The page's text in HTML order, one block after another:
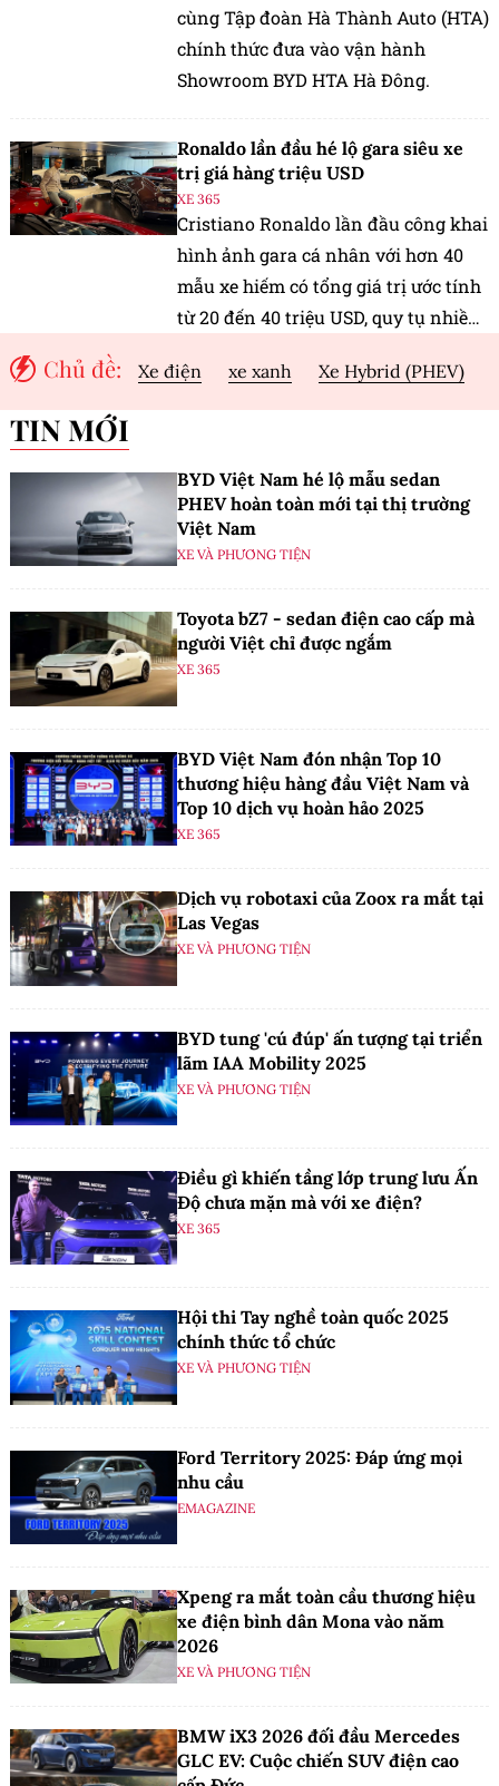
cùng Tập đoàn Hà Thành Auto (HTA)
chính thức đưa vào vận hành
Showroom BYD HTA Hà Đông.
Ronaldo lần đầu hé lộ gara siêu xe
trị giá hàng triệu USD
XE 365
Cristiano Ronaldo lần đầu công khai
hình ảnh gara cá nhân với hơn 40
mẫu xe hiếm có tổng giá trị ước tính
từ 20 đến 40 triệu USD, quy tụ nhiều
Lamborghini và Mercedes-AMG.
Chủ đề: Xe điện xe xanh Xe Hybrid (PHEV)
TIN MỚI
BYD Việt Nam hé lộ mẫu sedan
PHEV hoàn toàn mới tại thị trường
Việt Nam
XE VÀ PHƯƠNG TIỆN
Toyota bZ7 - sedan điện cao cấp mà
người Việt chỉ được ngắm
XE 365
BYD Việt Nam đón nhận Top 10
thương hiệu hàng đầu Việt Nam và
Top 10 dịch vụ hoàn hảo 2025
XE 365
Dịch vụ robotaxi của Zoox ra mắt tại
Las Vegas
XE VÀ PHƯƠNG TIỆN
BYD tung 'cú đúp' ấn tượng tại triển
lãm IAA Mobility 2025
XE VÀ PHƯƠNG TIỆN
Điều gì khiến tầng lớp trung lưu Ấn
Độ chưa mặn mà với xe điện?
XE 365
Hội thi Tay nghề toàn quốc 2025
chính thức tổ chức
XE VÀ PHƯƠNG TIỆN
Ford Territory 2025: Đáp ứng mọi
nhu cầu
EMAGAZINE
Xpeng ra mắt toàn cầu thương hiệu
xe điện bình dân Mona vào năm
2026
XE VÀ PHƯƠNG TIỆN
BMW iX3 2026 đối đầu Mercedes
GLC EV: Cuộc chiến SUV điện cao